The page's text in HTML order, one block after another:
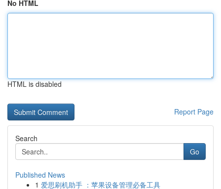
No HTML
HTML is disabled
Report Page
Search
Go
Published News
1 爱思刷机助手 ：苹果设备管理必备工具